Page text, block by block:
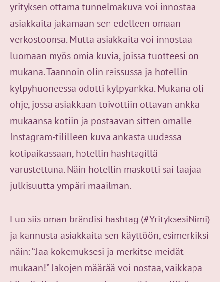
yrityksen ottama tunnelmakuva voi innostaa
asiakkaita jakamaan sen edelleen omaan
verkostoonsa. Mutta asiakkaita voi innostaa
luomaan myös omia kuvia, joissa tuotteesi on
mukana. Taannoin olin reissussa ja hotellin
kylpyhuoneessa odotti kylpyankka. Mukana oli
ohje, jossa asiakkaan toivottiin ottavan ankka
mukaansa kotiin ja postaavan sitten omalle
Instagram-tililleen kuva ankasta uudessa
kotipaikassaan, hotellin hashtagillä
varustettuna. Näin hotellin maskotti sai laajaa
julkisuutta ympäri maailman.
Luo siis oman brändisi hashtag (#YrityksesiNimi)
ja kannusta asiakkaita sen käyttöön, esimerkiksi
näin: “Jaa kokemuksesi ja merkitse meidät
mukaan!” Jakojen määrää voi nostaa, vaikkapa